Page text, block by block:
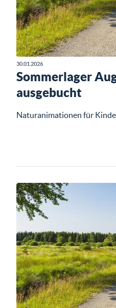
30.01.2026
Sommerlager
ausgebucht
Naturanimationen für